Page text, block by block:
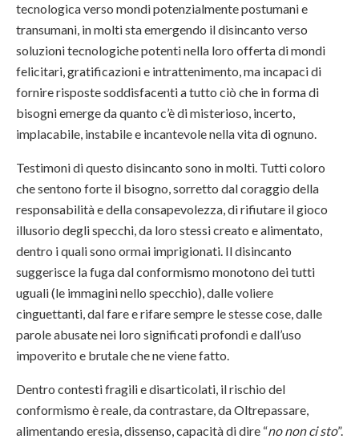
tecnologica verso mondi potenzialmente postumani e
transumani, in molti sta emergendo il disincanto verso
soluzioni tecnologiche potenti nella loro offerta di mondi
felicitari, gratificazioni e intrattenimento, ma incapaci di
fornire risposte soddisfacenti a tutto ciò che in forma di
bisogni emerge da quanto c’è di misterioso, incerto,
implacabile, instabile e incantevole nella vita di ognuno.
Testimoni di questo disincanto sono in molti. Tutti coloro
che sentono forte il bisogno, sorretto dal coraggio della
responsabilità e della consapevolezza, di rifiutare il gioco
illusorio degli specchi, da loro stessi creato e alimentato,
dentro i quali sono ormai imprigionati. Il disincanto
suggerisce la fuga dal conformismo monotono dei tutti
uguali (le immagini nello specchio), dalle voliere
cinguettanti, dal fare e rifare sempre le stesse cose, dalle
parole abusate nei loro significati profondi e dall’uso
impoverito e brutale che ne viene fatto.
Dentro contesti fragili e disarticolati, il rischio del
conformismo è reale, da contrastare, da Oltrepassare,
alimentando eresia, dissenso, capacità di dire “no non ci sto”.